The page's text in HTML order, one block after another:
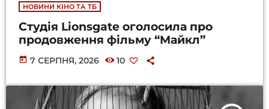
НОВИНИ КІНО ТА ТБ
Студія Lionsgate оголосила про
продовження фільму “Майкл”
today 7 СЕРПНЯ, 2026 10